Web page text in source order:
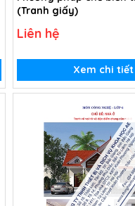
(Tranh giấy)
Liên hệ
Xem chi tiết